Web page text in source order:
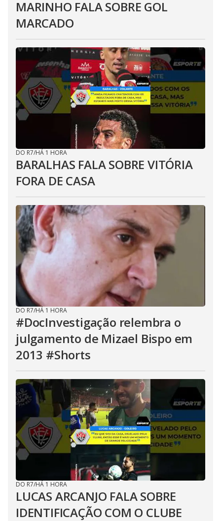
MARINHO FALA SOBRE GOL
MARCADO
DO R7/HÁ 1 HORA
BARALHAS FALA SOBRE VITÓRIA
FORA DE CASA
DO R7/HÁ 1 HORA
#DocInvestigação relembra o
julgamento de Mizael Bispo em
2013 #Shorts
DO R7/HÁ 1 HORA
LUCAS ARCANJO FALA SOBRE
IDENTIFICAÇÃO COM O CLUBE